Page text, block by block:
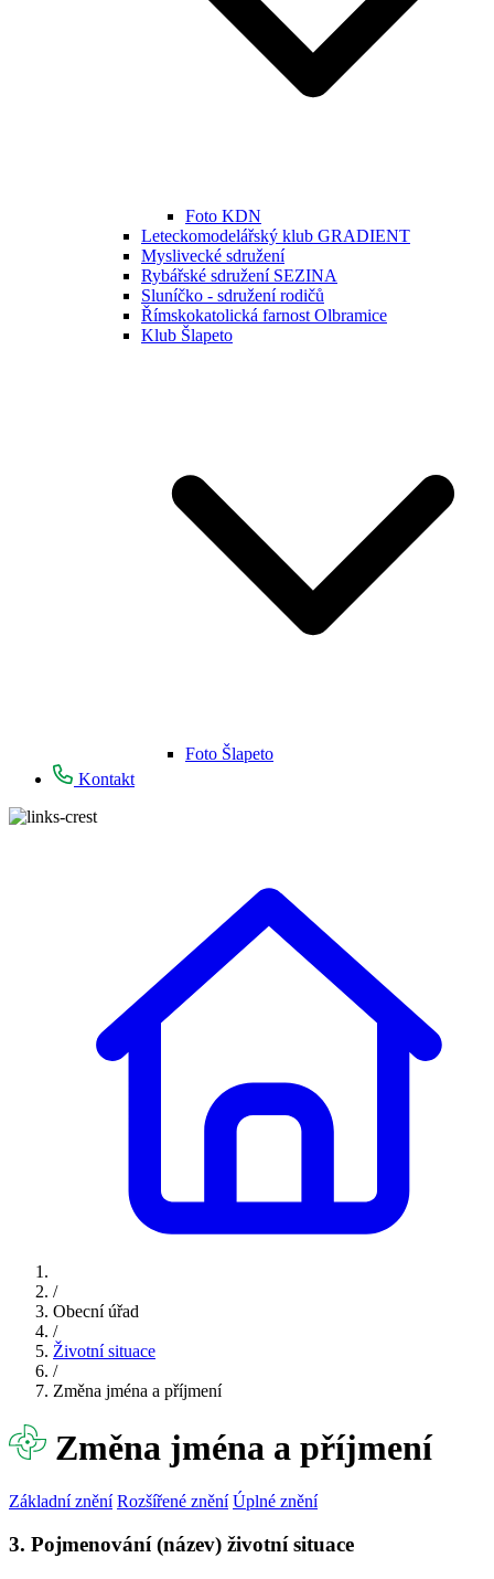
Foto KDN
Leteckomodelářský klub GRADIENT
Myslivecké sdružení
Rybářské sdružení SEZINA
Sluníčko - sdružení rodičů
Římskokatolická farnost Olbramice
Klub Šlapeto
Foto Šlapeto
Kontakt
/
Obecní úřad
/
Životní situace
/
Změna jména a příjmení
Změna jména a příjmení
Základní znění Rozšířené znění Úplné znění
3. Pojmenování (název) životní situace